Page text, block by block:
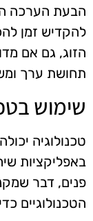
הבעת הערכה
להקדיש זמן
הזוג, גם אם
תחושת ערך
שימוש
טכנולוגיה
באפליקציות
פנים, דבר
הטכנולוגיים